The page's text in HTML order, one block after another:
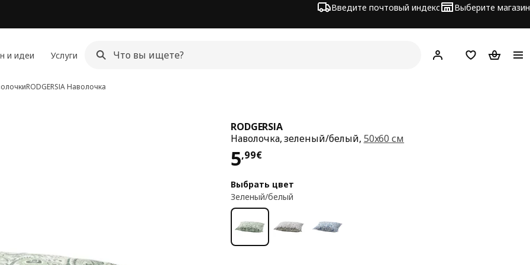
Введите почтовый индекс Выберите магазин
и идеи Услуги Hej! ВойтиСписокКорзина
RODGERSIAНаволочка
RODGERSIA
Наволочка, зеленый/белый, 50x60 см
5,99€
Цена 5,99€
Выбрать цвет
Зеленый/белый